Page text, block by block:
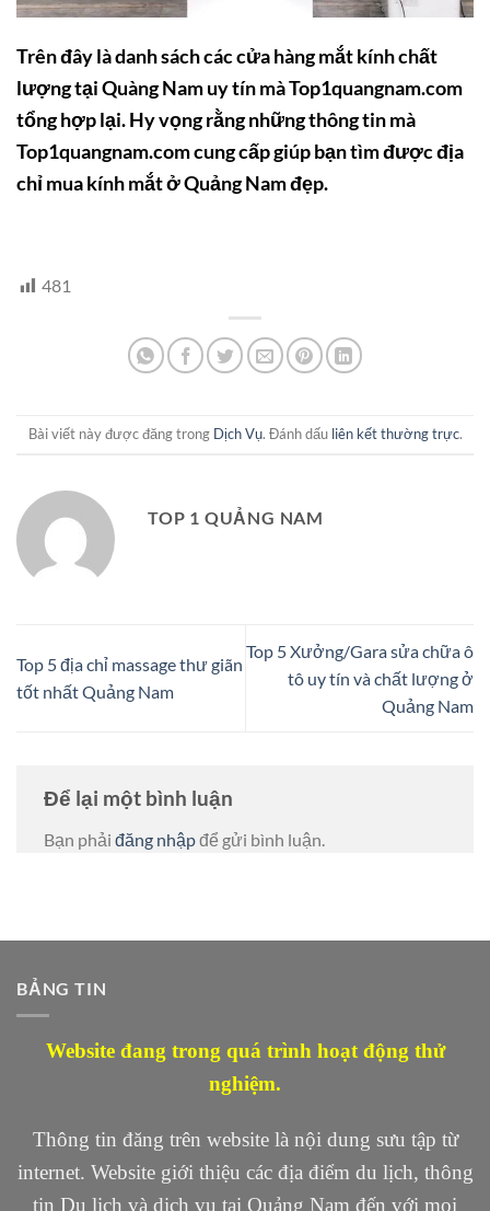
Trên đây là danh sách các cửa hàng mắt kính chất
lượng tại Quàng Nam uy tín mà Top1quangnam.com
tổng hợp lại. Hy vọng rằng những thông tin mà
Top1quangnam.com cung cấp giúp bạn tìm được địa
chỉ mua kính mắt ở Quảng Nam đẹp.
481
Bài viết này được đăng trong Dịch Vụ. Đánh dấu liên kết thường trực.
TOP 1 QUẢNG NAM
Top 5 địa chỉ massage thư giãn
tốt nhất Quảng Nam
Top 5 Xưởng/Gara sửa chữa ô
tô uy tín và chất lượng ở
Quảng Nam
Để lại một bình luận
Bạn phải đăng nhậpđể gửi bình luận.
BẢNG TIN
Website đang trong quá trình hoạt động thử
nghiệm.
Thông tin đăng trên website là nội dung sưu tập từ
internet. Website giới thiệu các địa điểm du lịch, thông
tin Du lịch và dịch vụ tại Quảng Nam đến với mọi